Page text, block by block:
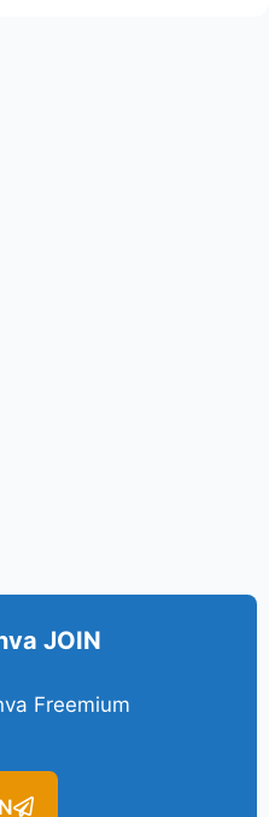
JOIN
Freemium